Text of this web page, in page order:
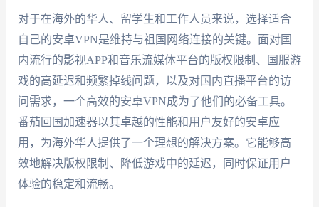
对于在海外的华人、留学生和工作人员来说，选择适合
自己的安卓VPN是维持与祖国网络连接的关键。面对国
内流行的影视APP和音乐流媒体平台的版权限制、国服游
戏的高延迟和频繁掉线问题，以及对国内直播平台的访
问需求，一个高效的安卓VPN成为了他们的必备工具。
番茄回国加速器以其卓越的性能和用户友好的安卓应
用，为海外华人提供了一个理想的解决方案。它能够高
效地解决版权限制、降低游戏中的延迟，同时保证用户
体验的稳定和流畅。